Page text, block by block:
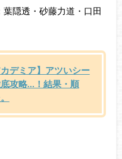
隠透・砂藤力道・口田
カデミア】アツいシー
攻略…！結果・順